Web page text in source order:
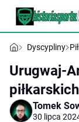
Dyscypliny
Urugwaj-
Tomek
30 lipca